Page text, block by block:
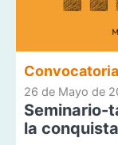
Convocatoria
26 de Mayo de
Seminario-
la